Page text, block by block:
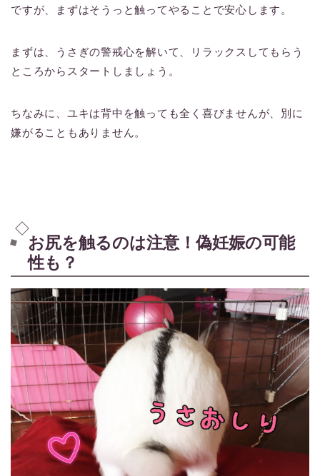
ですが、まずはそうっと触ってやることで安心します。
まずは、うさぎの警戒心を解いて、リラックスしてもらう
ところからスタートしましょう。
ちなみに、ユキは背中を触っても全く喜びませんが、別に
嫌がることもありません。
お尻を触るのは注意！偽妊娠の可能
性も？